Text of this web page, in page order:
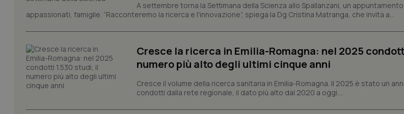
A settembre torna la Settimana della Scienza allo Spallanzani, un
appassionati, famiglie. “Racconteremo la ricerca e l'innovazione”, spiega la Dg Cristina Matranga, che invita a...
Cresce la ricerca in Emilia-Romagna: nel 2025
numero più alto degli ultimi cinque anni
Cresce il volume della ricerca sanitaria in Emilia-Romagna. Il 2025 è stato un
condotti dalla rete regionale, il dato più alto dal 2020 a oggi....
I cookie necessari contribuiscono a rendere fruibile il sito web abilitandone funzionalità
e l'accesso alle aree protette del sito. Il sito web non è in grado di funzionare
Nome
Fornitore/Dominio Scadenza
Descrizione
.youtube.com
settimane
scelte di